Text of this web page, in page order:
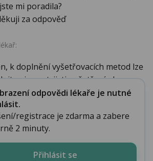
mi poradila?
za odpověď
k doplnění vyšetřovacích metod lze
spirometrii, tj. vyšetření pl...
odpovědi lékaře je nutné
registrace je zdarma a zabere
2 minuty.
Přihlásit se